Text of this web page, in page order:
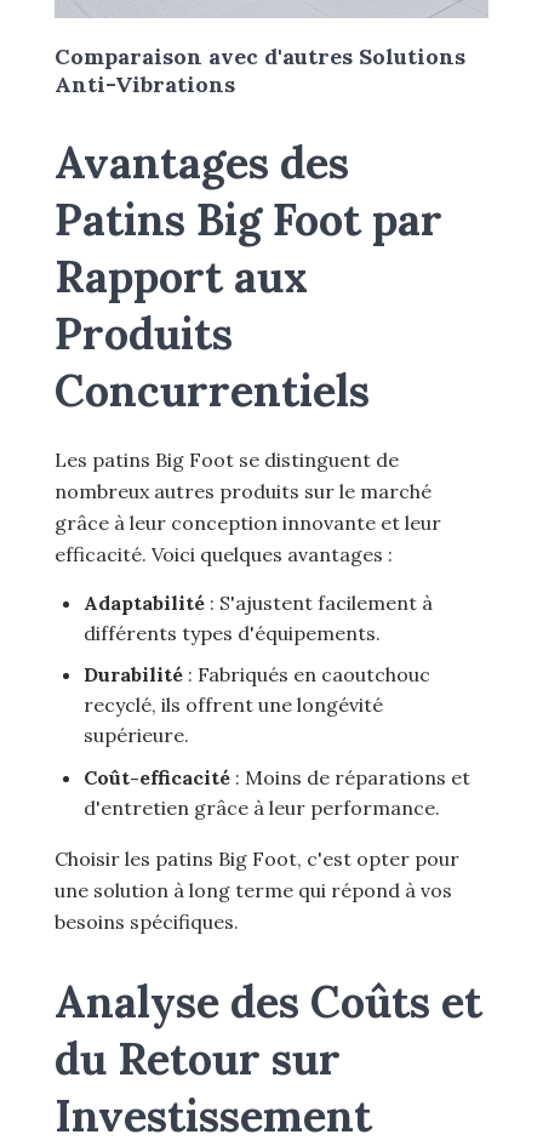
Comparaison avec d'autres Solutions
Anti-Vibrations
Avantages des
Patins Big Foot par
Rapport aux
Produits
Concurrentiels
Les patins Big Foot se distinguent de
nombreux autres produits sur le marché
grâce à leur conception innovante et leur
efficacité. Voici quelques avantages :
Adaptabilité : S'ajustent facilement à
différents types d'équipements.
Durabilité : Fabriqués en caoutchouc
recyclé, ils offrent une longévité
supérieure.
Coût-efficacité : Moins de réparations et
d'entretien grâce à leur performance.
Choisir les patins Big Foot, c'est opter pour
une solution à long terme qui répond à vos
besoins spécifiques.
Analyse des Coûts et
du Retour sur
Investissement